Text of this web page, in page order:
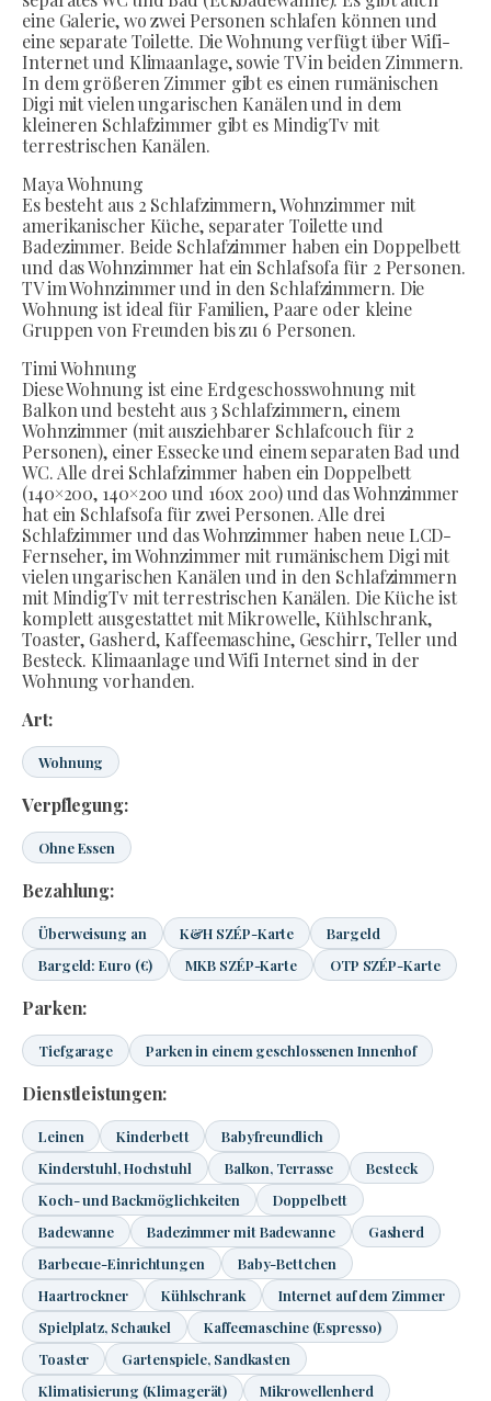
eine Galerie, wo zwei Personen schlafen können und
eine separate Toilette. Die Wohnung verfügt über Wifi-
Internet und Klimaanlage, sowie TV in beiden Zimmern.
In dem größeren Zimmer gibt es einen rumänischen
Digi mit vielen ungarischen Kanälen und in dem
kleineren Schlafzimmer gibt es MindigTv mit
terrestrischen Kanälen.
Maya Wohnung
Es besteht aus 2 Schlafzimmern, Wohnzimmer mit
amerikanischer Küche, separater Toilette und
Badezimmer. Beide Schlafzimmer haben ein Doppelbett
und das Wohnzimmer hat ein Schlafsofa für 2 Personen.
TV im Wohnzimmer und in den Schlafzimmern. Die
Wohnung ist ideal für Familien, Paare oder kleine
Gruppen von Freunden bis zu 6 Personen.
Timi Wohnung
Diese Wohnung ist eine Erdgeschosswohnung mit
Balkon und besteht aus 3 Schlafzimmern, einem
Wohnzimmer (mit ausziehbarer Schlafcouch für 2
Personen), einer Essecke und einem separaten Bad und
WC. Alle drei Schlafzimmer haben ein Doppelbett
(140×200, 140×200 und 160x 200) und das Wohnzimmer
hat ein Schlafsofa für zwei Personen. Alle drei
Schlafzimmer und das Wohnzimmer haben neue LCD-
Fernseher, im Wohnzimmer mit rumänischem Digi mit
vielen ungarischen Kanälen und in den Schlafzimmern
mit MindigTv mit terrestrischen Kanälen. Die Küche ist
komplett ausgestattet mit Mikrowelle, Kühlschrank,
Toaster, Gasherd, Kaffeemaschine, Geschirr, Teller und
Besteck. Klimaanlage und Wifi Internet sind in der
Wohnung vorhanden.
Art:
Wohnung
Verpflegung:
Ohne Essen
Bezahlung:
Überweisung an K&H SZÉP-Karte
Bargeld
Bargeld: Euro (€)
MKB SZÉP-Karte OTP SZÉP-Karte
Parken:
Tiefgarage Parken in einem geschlossenen Innenhof
Dienstleistungen:
Leinen Kinderbett
Babyfreundlich
Kinderstuhl, Hochstuhl
Balkon, Terrasse
Besteck
Koch- und Backmöglichkeiten
Doppelbett
Badewanne
Badezimmer mit Badewanne
Gasherd
Barbecue-Einrichtungen
Baby-Bettchen
Haartrockner
Kühlschrank
Internet auf dem Zimmer
Spielplatz, Schaukel
Kaffeemaschine (Espresso)
Toaster
Gartenspiele, Sandkasten
Klimatisierung (Klimagerät)
Mikrowellenherd